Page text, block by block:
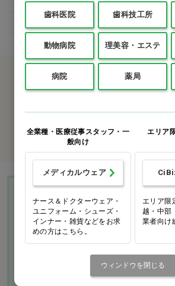
カタログをご利用の
商品コード入力でクイック
Ciモール ウェブ通販のご利用
お支払いについて 送
返品・交換につい
修理
歯科医院 歯科技工所
動物病院 理美容・エステ
病院 薬局
全業種・医療従事スタッフ・一
般向け
メディカルウェア
ナース＆ドクターウェア・
ユニフォーム・シューズ・
インナー・雑貨などをお求
めの方はこちら。
エリア
エリア限
越・中部
業者向け
ウィンドウを閉じる